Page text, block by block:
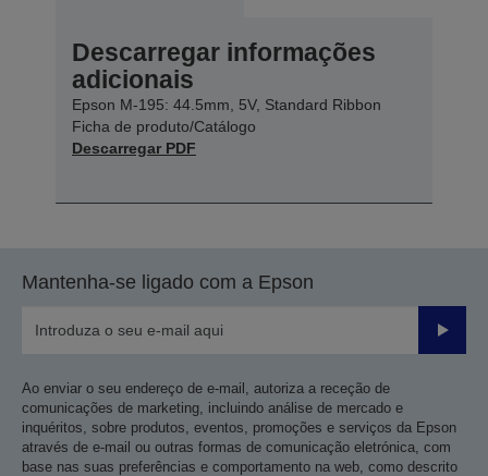
Descarregar informações
adicionais
Epson M-195: 44.5mm, 5V, Standard Ribbon
Ficha de produto/Catálogo
Descarregar PDF
Mantenha-se ligado com a Epson
Enviar
Ao enviar o seu endereço de e-mail, autoriza a receção de
comunicações de marketing, incluindo análise de mercado e
inquéritos, sobre produtos, eventos, promoções e serviços da Epson
através de e-mail ou outras formas de comunicação eletrónica, com
base nas suas preferências e comportamento na web, como descrito